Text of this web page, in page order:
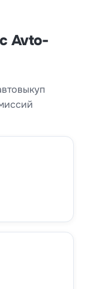
Avto-